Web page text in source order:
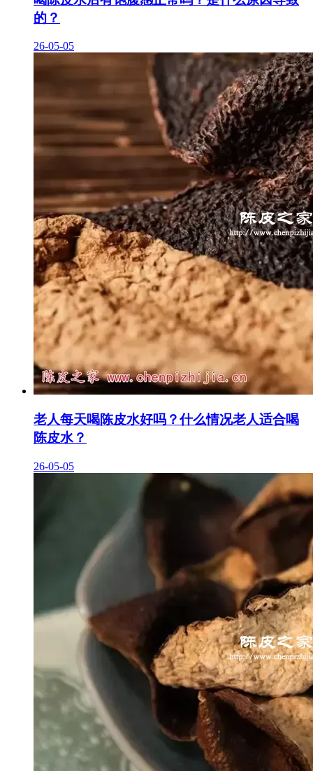
的？
26-05-05
老人每天喝陈皮水好吗？什么情况老人适合喝
陈皮水？
26-05-05